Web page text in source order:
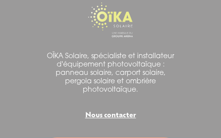
OÏKA Solaire, spécialiste et installateur
d'équipement photovoltaïque :
panneau solaire, carport solaire,
pergola solaire et ombrière
photovoltaïque.
Nous contacter